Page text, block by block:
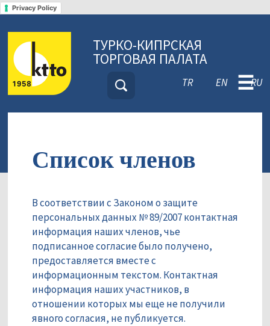
Privacy Policy
ТУРКО-КИПРСКАЯ
ТОРГОВАЯ ПАЛАТА
TR EN RU
☰
Список членов
В соответствии с Законом о защите
персональных данных № 89/2007 контактная
информация наших членов, чье
подписанное согласие было получено,
предоставляется вместе с
информационным текстом. Контактная
информация наших участников, в
отношении которых мы еще не получили
явного согласия, не публикуется.